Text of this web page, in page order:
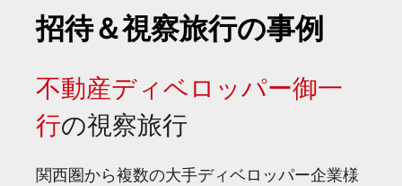
招待＆視察旅行の事例
不動産ディベロッパー御一
行の視察旅行
関西圏から複数の大手ディベロッパー企業様